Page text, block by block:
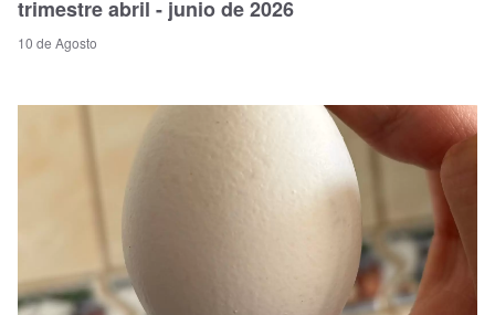
trimestre abril - junio de 2026
10 de Agosto